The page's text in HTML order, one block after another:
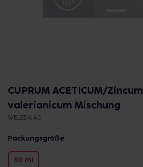
CUPRUM ACETICUM/Zincum
valerianicum Mischung
WELEDA AG
Packungsgröße
50 ml